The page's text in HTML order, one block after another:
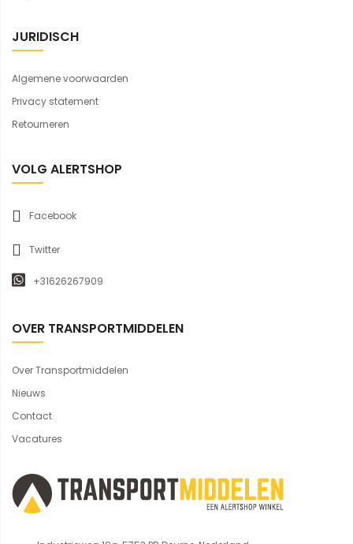
JURIDISCH
Algemene voorwaarden
Privacy statement
Retourneren
VOLG ALERTSHOP
Facebook
Twitter
+31626267909
OVER TRANSPORTMIDDELEN
Over Transportmiddelen
Nieuws
Contact
Vacatures